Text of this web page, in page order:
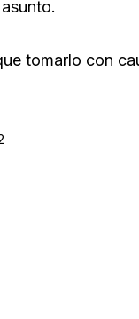
tomarlo con